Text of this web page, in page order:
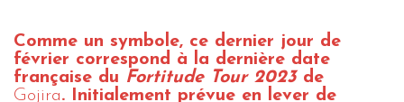
Comme un symbole, ce dernier jour de
février correspond à la dernière date
française du Fortitude Tour 2023de
Gojira. Initialement prévue en lever de